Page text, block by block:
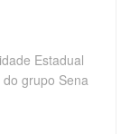
Estadual
grupo Sena